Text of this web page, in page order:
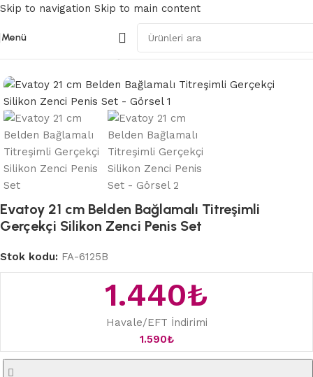
Skip to navigation Skip to main content
Menü
Belden Bağlamalı Strapon
Evatoy 21 cm Belden Bağlamalı Titreşimli
Gerçekçi Silikon Zenci Penis Set
Stok kodu: FA-6125B
1.440₺
Havale/EFT İndirimi
1.590₺